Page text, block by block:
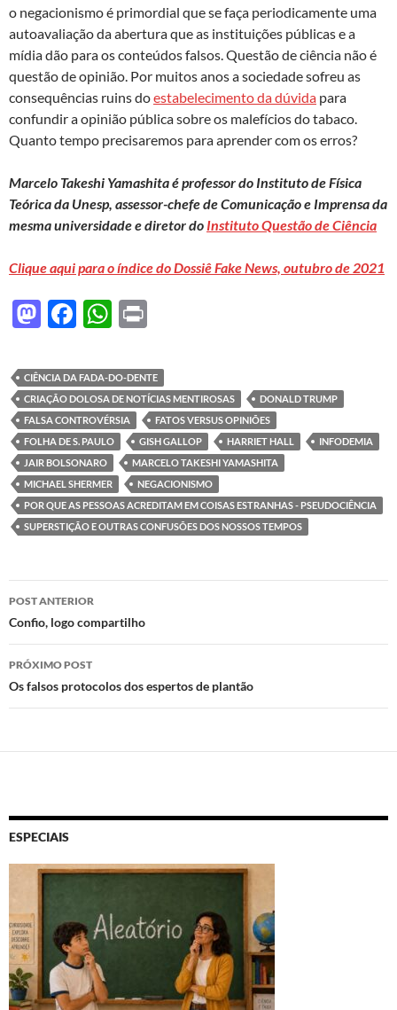
o negacionismo é primordial que se faça periodicamente uma
autoavaliação da abertura que as instituições públicas e a
mídia dão para os conteúdos falsos. Questão de ciência não é
questão de opinião. Por muitos anos a sociedade sofreu as
consequências ruins doestabelecimento da dúvida para
confundir a opinião pública sobre os malefícios do tabaco.
Quanto tempo precisaremos para aprender com os erros?
Marcelo Takeshi Yamashita é professor do Instituto de Física
Teórica da Unesp, assessor-chefe de Comunicação e Imprensa da
mesma universidade e diretor do Instituto Questão de Ciência
Clique aqui para o índice do Dossiê Fake News, outubro de 2021
M
to
d
o
n
F
e
b
o
o
k
W
at
s
A
p
p
nt
CIÊNCIA DA FADA-DO-DENTE
CRIAÇÃO DOLOSA DE NOTÍCIAS MENTIROSAS
DONALD TRUMP
FALSA CONTROVÉRSIA
FATOS VERSUS OPINIÕES
FOLHA DE S. PAULO
GISH GALLOP HARRIET HALL
INFODEMIA
JAIR BOLSONARO
MARCELO TAKESHI YAMASHITA
MICHAEL SHERMER
NEGACIONISMO
POR QUE AS PESSOAS ACREDITAM EM COISAS ESTRANHAS - PSEUDOCIÊNCIA
SUPERSTIÇÃO E OUTRAS CONFUSÕES DOS NOSSOS TEMPOS
Navegação
de
posts
POST ANTERIOR
Confio, logo compartilho
PRÓXIMO POST
Os falsos protocolos dos espertos de plantão
ESPECIAIS